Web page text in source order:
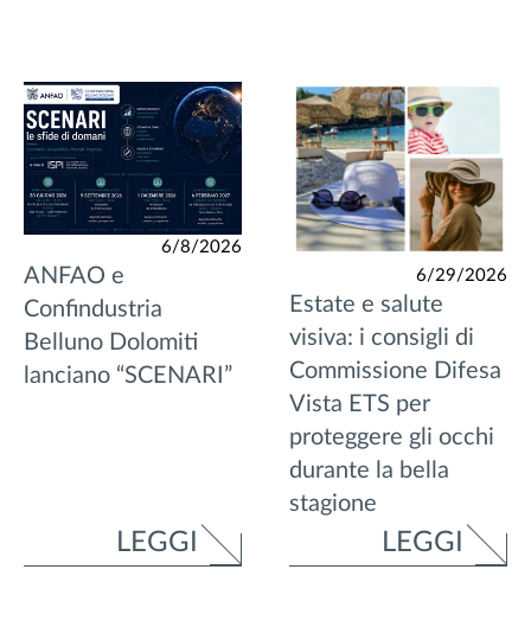
6/8/2026
ANFAO e
Confindustria
Belluno Dolomiti
lanciano “SCENARI”
LEGGI
6/29/2026
Estate e salute
visiva: i consigli di
Commissione Difesa
Vista ETS per
proteggere gli occhi
durante la bella
stagione
LEGGI